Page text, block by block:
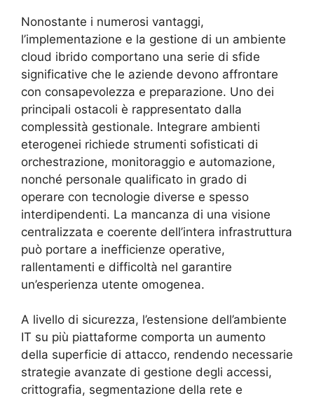
Nonostante i numerosi vantaggi,
l’implementazione e la gestione di un ambiente
cloud ibrido comportano una serie di sfide
significative che le aziende devono affrontare
con consapevolezza e preparazione. Uno dei
principali ostacoli è rappresentato dalla
complessità gestionale. Integrare ambienti
eterogenei richiede strumenti sofisticati di
orchestrazione, monitoraggio e automazione,
nonché personale qualificato in grado di
operare con tecnologie diverse e spesso
interdipendenti. La mancanza di una visione
centralizzata e coerente dell’intera infrastruttura
può portare a inefficienze operative,
rallentamenti e difficoltà nel garantire
un’esperienza utente omogenea.
A livello di sicurezza, l’estensione dell’ambiente
IT su più piattaforme comporta un aumento
della superficie di attacco, rendendo necessarie
strategie avanzate di gestione degli accessi,
crittografia, segmentazione della rete e